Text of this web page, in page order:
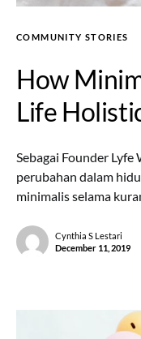
COMMUNITY STORIES
How
Life
Sebagai Founder
perubahan dalam
minimalis selama
Cynthia S Lestari
December 11, 2019